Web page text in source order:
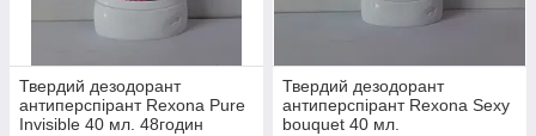
Твердий дезодорант
антиперспірант Rexona Pure
Invisible 40 мл. 48годин
Твердий дезодорант
антиперспірант Rexona Sexy
bouquet 40 мл.